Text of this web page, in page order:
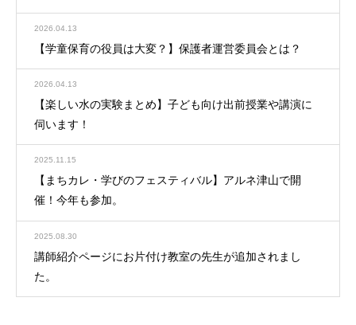
2026.04.13
【学童保育の役員は大変？】保護者運営委員会とは？
2026.04.13
【楽しい水の実験まとめ】子ども向け出前授業や講演に
伺います！
2025.11.15
【まちカレ・学びのフェスティバル】アルネ津山で開
催！今年も参加。
2025.08.30
講師紹介ページにお片付け教室の先生が追加されまし
た。